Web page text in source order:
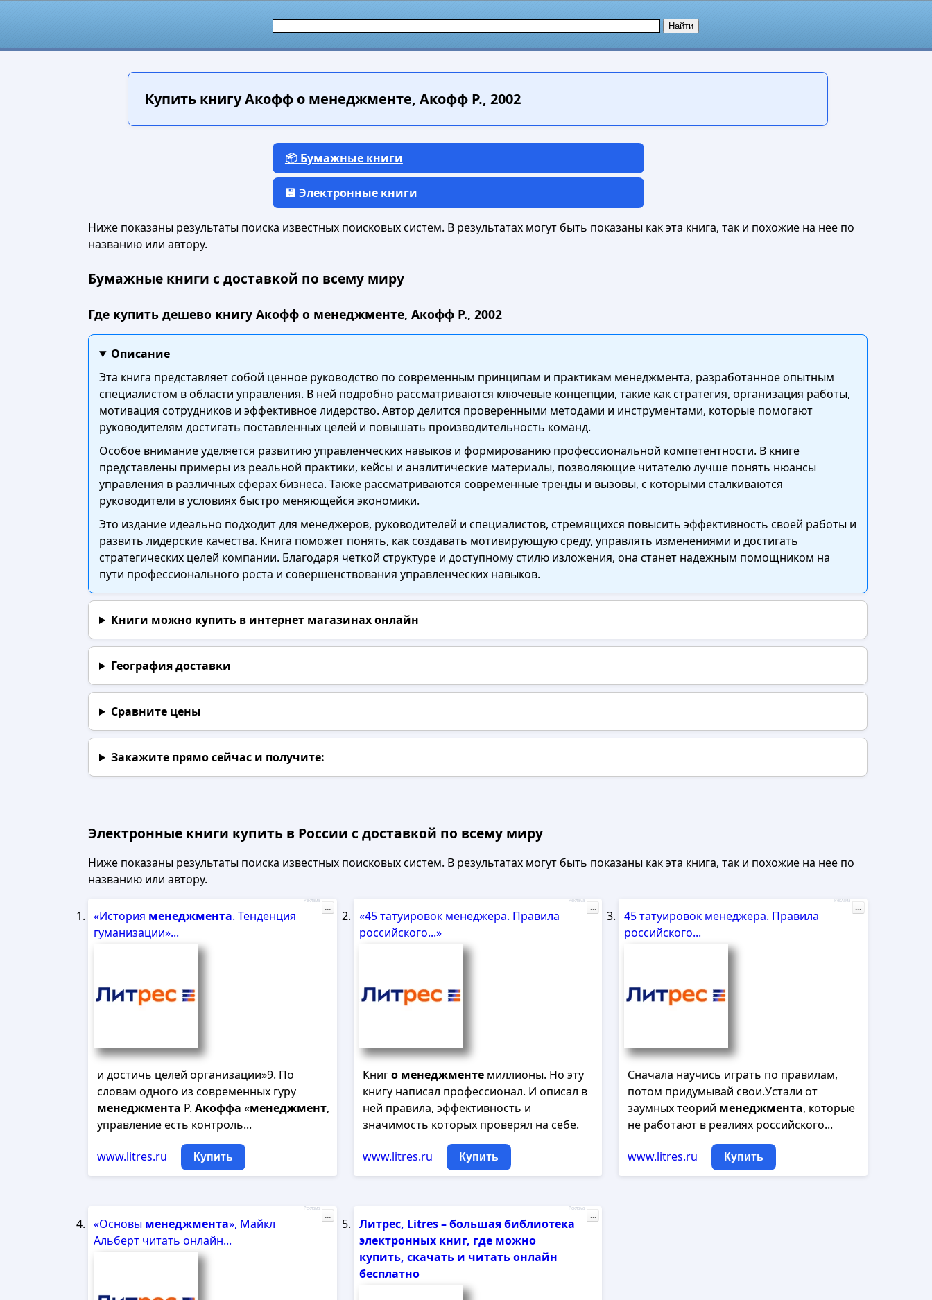
Купить книгуАкофф о менеджменте, Акофф Р., 2002
📦 Бумажные книги
💾 Электронные книги
Ниже показаны результаты поиска известных поисковых систем. В результатах могут быть показаны как эта книга, так и похожие на нее по
названию или автору.
Бумажные книги с доставкой по всему миру
Где купить дешево книгу Акофф о менеджменте, Акофф Р., 2002
Описание
Эта книга представляет собой ценное руководство по современным принципам и практикам менеджмента, разработанное опытным
специалистом в области управления. В ней подробно рассматриваются ключевые концепции, такие как стратегия, организация работы,
мотивация сотрудников и эффективное лидерство. Автор делится проверенными методами и инструментами, которые помогают
руководителям достигать поставленных целей и повышать производительность команд.
Особое внимание уделяется развитию управленческих навыков и формированию профессиональной компетентности. В книге
представлены примеры из реальной практики, кейсы и аналитические материалы, позволяющие читателю лучше понять нюансы
управления в различных сферах бизнеса. Также рассматриваются современные тренды и вызовы, с которыми сталкиваются
руководители в условиях быстро меняющейся экономики.
Это издание идеально подходит для менеджеров, руководителей и специалистов, стремящихся повысить эффективность своей работы и
развить лидерские качества. Книга поможет понять, как создавать мотивирующую среду, управлять изменениями и достигать
стратегических целей компании. Благодаря четкой структуре и доступному стилю изложения, она станет надежным помощником на
пути профессионального роста и совершенствования управленческих навыков.
Книги можно купить в интернет магазинах онлайн
География доставки
Сравните цены
Закажите прямо сейчаси получите:
Электронные книги купить в России с доставкой по всему миру
Ниже показаны результаты поиска известных поисковых систем. В результатах могут быть показаны как эта книга, так и похожие на нее по
названию или автору.
«История менеджмента. Тенденция
гуманизации»...
и достичь целей организации»9. По
словам одного из современных гуру
менеджмента Р. Акоффа «менеджмент,
управление есть контроль...
www.litres.ru Купить
Реклама
...
«45 татуировок менеджера. Правила
российского...»
Книго менеджментемиллионы. Но эту
книгу написал профессионал. И описал в
ней правила, эффективность и
значимость которых проверял на себе.
www.litres.ru Купить
Реклама
...
45 татуировок менеджера. Правила
российского...
Сначала научись играть по правилам,
потом придумывай свои.Устали от
заумных теорий менеджмента, которые
не работают в реалиях российского...
www.litres.ru Купить
Реклама
...
«Основы менеджмента», Майкл
Альберт читать онлайн...
Реклама
...
Литрес, Litres – большая библиотека
электронных книг, где можно
купить, скачать и читать онлайн
бесплатно
Реклама
...